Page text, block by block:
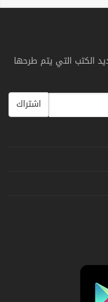
الكتب التي يتم طرحها
اشتراك